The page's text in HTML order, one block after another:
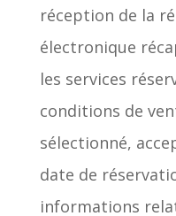
réception de la
électronique
les services
conditions de
sélectionné,
date de
informations